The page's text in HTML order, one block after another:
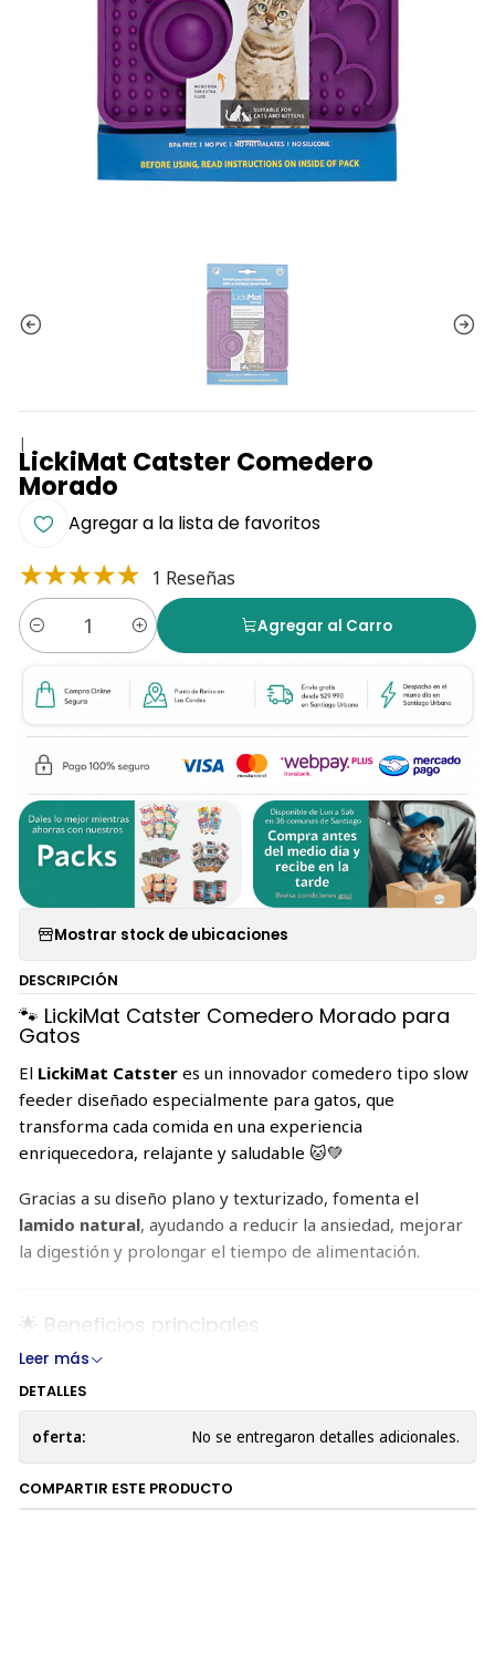
|
LickiMat Catster Comedero
Morado
Agregar a la lista de favoritos
1 Reseñas
Cantidad
Agregar al Carro
Mostrar stock de ubicaciones
DESCRIPCIÓN
🐾 LickiMat Catster Comedero Morado para
Gatos
El LickiMat Catsteres un innovador comedero tipo slow
feeder diseñado especialmente para gatos, que
transforma cada comida en una experiencia
enriquecedora, relajante y saludable 🐱💚
Gracias a su diseño plano y texturizado, fomenta el
lamido natural, ayudando a reducir la ansiedad, mejorar
la digestión y prolongar el tiempo de alimentación.
🌟 Beneficios principales
🐌Alimentación lenta y saludable
ansiedad por comida y mejora la digestión
😌Efecto calmante: el lamido libera endorfinas que
ayudan a relajar a tu gato
💧Zona de hidratación: ideal para caldos, sopas o
leche para gatos
Leer más
DETALLES
oferta: No se entregaron detalles adicionales.
COMPARTIR ESTE PRODUCTO